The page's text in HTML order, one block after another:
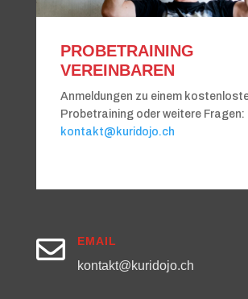
PROBETRAINING
VEREINBAREN
Anmeldungen zu einem
Probetraining oder weitere Fragen:
kontakt@kuridojo.ch
 EMAIL
kontakt@kuridojo.ch